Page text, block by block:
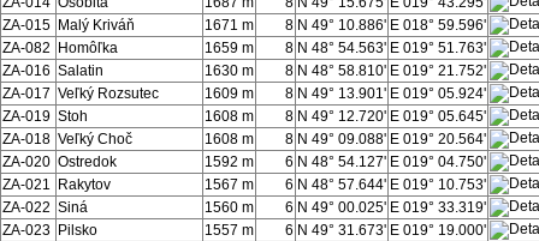
ZA-015 Malý Kriváň 1671 m 8 N 49° 10.886' E 018° 59.596'
ZA-082
Homôľka 1659 m 8 N 48° 54.563' E 019° 51.763'
ZA-016 Salatin 1630 m 8 N 48° 58.810' E 019° 21.752'
ZA-017 Veľký Rozsutec 1609 m 8 N 49° 13.901' E 019° 05.924'
ZA-019 Stoh 1608 m 8 N 49° 12.720' E 019° 05.645'
ZA-018 Veľký Choč 1608 m 8 N 49° 09.088' E 019° 20.564'
ZA-020 Ostredok 1592 m 6 N 48° 54.127' E 019° 04.750'
ZA-021
Rakytov 1567 m 6 N 48° 57.644' E 019° 10.753'
ZA-022 Siná 1560 m 6 N 49° 00.025' E 019° 33.319'
ZA-023 Pilsko 1557 m 6 N 49° 31.673' E 019° 19.000'